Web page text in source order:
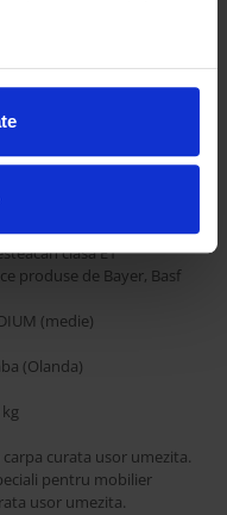
clasa E1
produse de Bayer, Basf
(medie)
(Olanda)
curata usor umezita.
pentru mobilier
usor umezita.